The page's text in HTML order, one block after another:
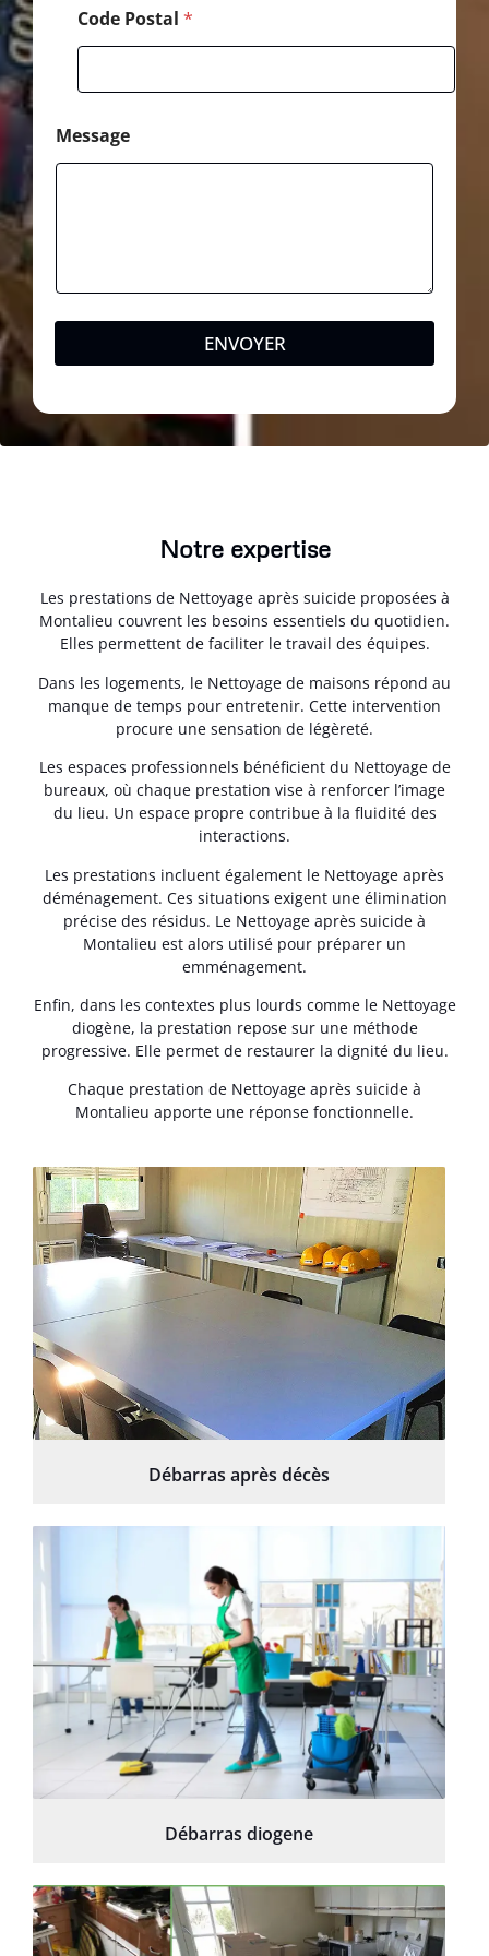
Code Postal *
Message
ENVOYER
Notre expertise
Les prestations de Nettoyage après suicide proposées à
Montalieu couvrent les besoins essentiels du quotidien.
Elles permettent de faciliter le travail des équipes.
Dans les logements, le Nettoyage de maisons répond au
manque de temps pour entretenir. Cette intervention
procure une sensation de légèreté.
Les espaces professionnels bénéficient du Nettoyage de
bureaux, où chaque prestation vise à renforcer l’image
du lieu. Un espace propre contribue à la fluidité des
interactions.
Les prestations incluent également le Nettoyage après
déménagement. Ces situations exigent une élimination
précise des résidus. Le Nettoyage après suicide à
Montalieu est alors utilisé pour préparer un
emménagement.
Enfin, dans les contextes plus lourds comme le Nettoyage
diogène, la prestation repose sur une méthode
progressive. Elle permet de restaurer la dignité du lieu.
Chaque prestation de Nettoyage après suicide à
Montalieu apporte une réponse fonctionnelle.
Débarras après décès
Débarras diogene